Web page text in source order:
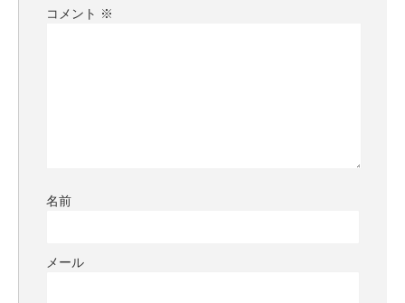
コメント ※
名前
メール